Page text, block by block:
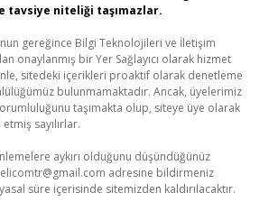
tavsiye niteliği taşımazlar.
gereğince Bilgi Teknolojileri ve İletişim
onaylanmış bir Yer Sağlayıcı olarak hizmet
sitedeki içerikleri proaktif olarak denetleme
bulunmamaktadır. Ancak, üyelerimiz
taşımakta olup, siteye üye olarak
sayılırlar.
aykırı olduğunu düşündüğünüz
adresine bildirmeniz
süre içerisinde sitemizden kaldırılacaktır.